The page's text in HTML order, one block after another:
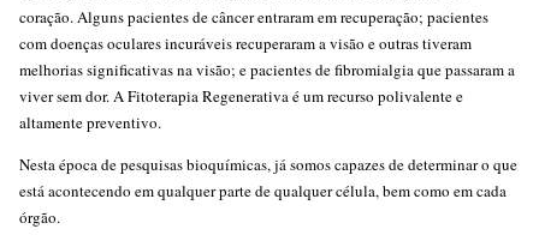
coração. Alguns pacientes de câncer entraram em recuperação; pacientes
com doenças oculares incuráveis recuperaram a visão e outras tiveram
melhorias significativas na visão; e pacientes de fibromialgia que passaram a
viver sem dor. A Fitoterapia Regenerativa é um recurso polivalente e
altamente preventivo.
Nesta época de pesquisas bioquímicas, já somos capazes de determinar o que
está acontecendo em qualquer parte de qualquer célula, bem como em cada
órgão.